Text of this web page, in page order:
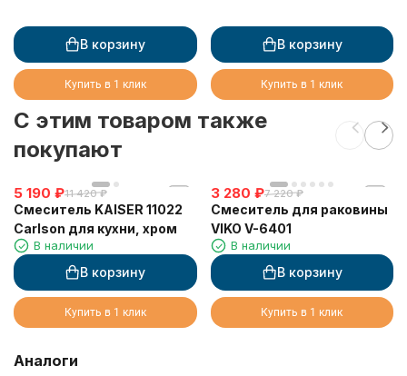
В корзину
Купить в 1 клик
В корзину
Купить в 1 клик
C этим товаром также
покупают
5 190 ₽11 420 ₽
Смеситель KAISER 11022
Carlson для кухни, хром
В наличии
В корзину
Купить в 1 клик
3 280 ₽7 220 ₽
Смеситель для раковины
VIKO V-6401
В наличии
В корзину
Купить в 1 клик
Аналоги